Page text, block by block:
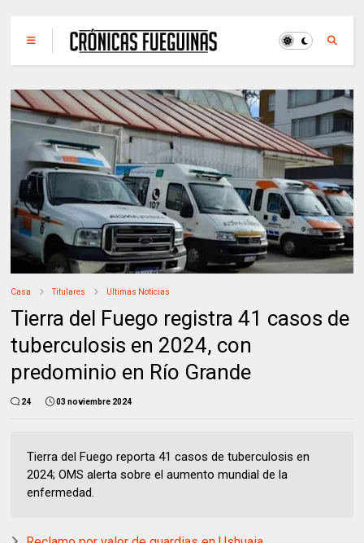
Casa Titulares Ultimas Noticias
Tierra del Fuego registra 41 casos de
tuberculosis en 2024, con
predominio en Río Grande
24 03 noviembre 2024
Tierra del Fuego reporta 41 casos de tuberculosis en
2024; OMS alerta sobre el aumento mundial de la
enfermedad.